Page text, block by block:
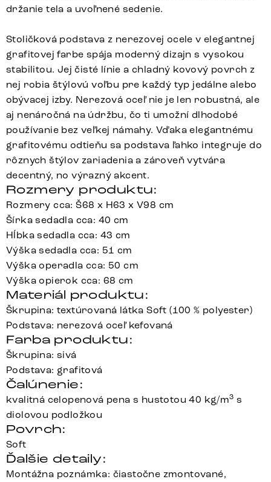
držanie tela a uvoľnené sedenie.
Stoličková podstava z nerezovej ocele v elegantnej
grafitovej farbe spája moderný dizajn s vysokou
stabilitou. Jej čisté línie a chladný kovový povrch z
nej robia štýlovú voľbu pre každý typ jedálne alebo
obývacej izby. Nerezová oceľ nie je len robustná, ale
aj nenáročná na údržbu, čo ti umožní dlhodobé
používanie bez veľkej námahy. Vďaka elegantnému
grafitovému odtieňu sa podstava ľahko integruje do
rôznych štýlov zariadenia a zároveň vytvára
decentný, no výrazný akcent.
Rozmery produktu:
Rozmery cca: Š68 x H63 x V98 cm
Šírka sedadla cca: 40 cm
Hĺbka sedadla cca: 43 cm
Výška sedadla cca: 51 cm
Výška operadla cca: 50 cm
Výška opierok cca: 68 cm
Materiál produktu:
Škrupina: textúrovaná látka Soft (100 % polyester)
Podstava: nerezová oceľ kefovaná
Farba produktu:
Škrupina: sivá
Podstava: grafitová
Čalúnenie:
kvalitná celopenová pena s hustotou 40 kg/m3 s
diolovou podložkou
Povrch:
Soft
Ďalšie detaily:
Montážna poznámka: čiastočne zmontované,